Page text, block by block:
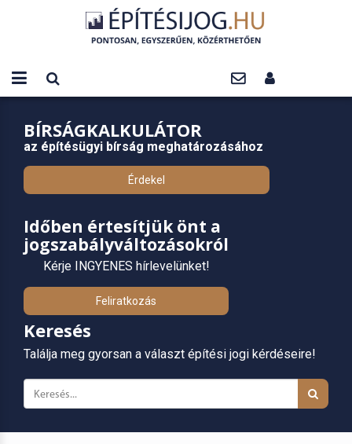
BÍRSÁGKALKULÁTOR
az építésügyi bírság meghatározásához
Érdekel
Időben értesítjük önt a
jogszabályváltozásokról
Kérje INGYENES hírlevelünket!
Feliratkozás
Keresés
Találja meg gyorsan a választ építési jogi kérdéseire!